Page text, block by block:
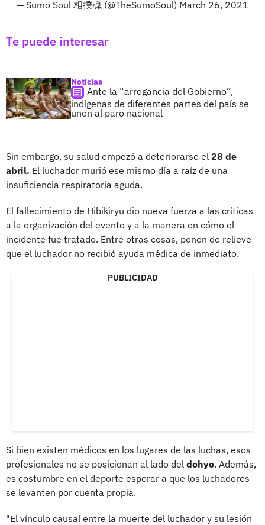
— Sumo Soul 相撲魂 (@TheSumoSoul) March 26, 2021
Te puede interesar
Noticias
Ante la “arrogancia del Gobierno”,
indígenas de diferentes partes del país se
unen al paro nacional
Sin embargo, su salud empezó a deteriorarse el 28 de
abril. El luchador murió ese mismo día a raíz de una
insuficiencia respiratoria aguda.
El fallecimiento de Hibikiryu dio nueva fuerza a las críticas
a la organización del evento y a la manera en cómo el
incidente fue tratado. Entre otras cosas, ponen de relieve
que el luchador no recibió ayuda médica de inmediato.
PUBLICIDAD
Si bien existen médicos en los lugares de las luchas, esos
profesionales no se posicionan al lado del dohyo. Además,
es costumbre en el deporte esperar a que los luchadores
se levanten por cuenta propia.
"El vínculo causal entre la muerte del luchador y su lesión